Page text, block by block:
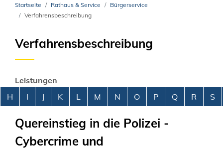
Startseite Rathaus & Service
Bürgerservice
Verfahrensbeschreibung
Verfahrensbeschreibung
Leistungen
Alphabetisches Register überspringen
H I J K L M N O P Q R S
Quereinstieg in die Polizei -
Cybercrime und